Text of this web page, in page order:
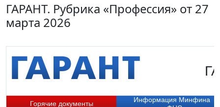
ГАРАНТ. Рубрика «Профессия» от 27
марта 2026
Горячие документы
Информация Минфина